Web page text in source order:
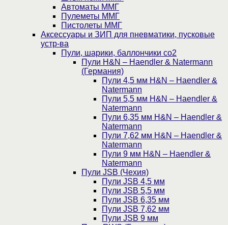
Автоматы ММГ
Пулеметы ММГ
Пистолеты ММГ
Аксессуары и ЗИП для пневматики, пусковые
устр-ва
Пули, шарики, баллончики со2
Пули H&N – Haendler & Natermann
(Германия)
Пули 4,5 мм H&N – Haendler &
Natermann
Пули 5,5 мм H&N – Haendler &
Natermann
Пули 6,35 мм H&N – Haendler &
Natermann
Пули 7,62 мм H&N – Haendler &
Natermann
Пули 9 мм H&N – Haendler &
Natermann
Пули JSB (Чехия)
Пули JSB 4,5 мм
Пули JSB 5,5 мм
Пули JSB 6,35 мм
Пули JSB 7,62 мм
Пули JSB 9 мм